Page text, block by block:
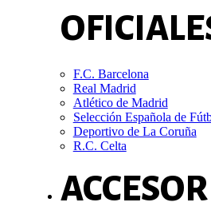
F.C. Barcelona
Real Madrid
Atlético de Madrid
Selección Española de
Deportivo de La Coruña
R.C. Celta